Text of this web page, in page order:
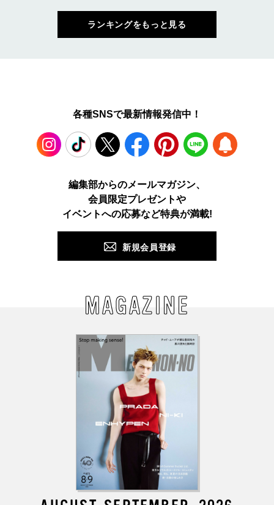
ランキングをもっと見る
各種SNSで最新情報発信中！
TikTok Facebook Pinterest LINE
編集部からのメールマガジン、
会員限定プレゼントや
イベントへの応募など特典が満載!
新規会員登録
MAGAZINE